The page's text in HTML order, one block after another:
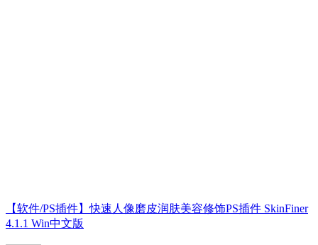
【软件/PS插件】快速人像磨皮润肤美容修饰PS插件 SkinFiner
4.1.1 Win中文版